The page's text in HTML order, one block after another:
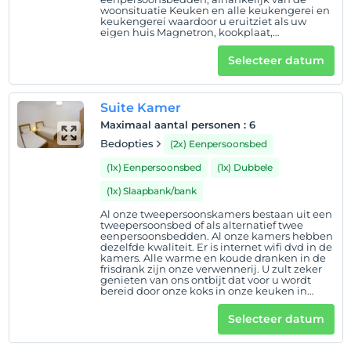
Hotelvoorwaarden
Uitchecken
Voor 11:00
huisdier
Huisdieren niet toegestaan
rookvrije kamers
Baby's jonger dan 2 worden niet in rekening gebracht
1 kind(eren) tot de leeftijd van 6 per kamer
wordt/worden niet in rekening gebracht
woonsituatie Keuken en alle keukengerei en
keukengerei waardoor u eruitziet als uw
eigen huis Magnetron, kookplaat,
broodrooster, theekopjes, borden, alle
apparatuur is beschikbaar . 82 screen LED-TV
in de woonkamer. Internet vanuit alle
kamers, vooral gecontroleerd wifi
beschikbaar. binnen en buiten parkeren,
airconditioning. alle kleine details die u wilt
gebruiken tijdens je verblijf hebben gedacht
geweest van door ons.
Selecteer datum
Suite Kamer
Maximaal aantal personen : 6
Bedopties
(2x) Eenpersoonsbed
(1x) Eenpersoonsbed
(1x) Dubbele
(1x) Slaapbank/bank
Al onze tweepersoonskamers bestaan uit een
tweepersoonsbed of als alternatief twee
eenpersoonsbedden. Al onze kamers hebben
dezelfde kwaliteit. Er is internet wifi dvd in de
kamers. Alle warme en koude dranken in de
frisdrank zijn onze verwennerij. U zult zeker
genieten van ons ontbijt dat voor u wordt
bereid door onze koks in onze keuken in
onze faciliteit. U zult ons niet vergeten met
een warme kamer, vriendelijk personeel en
geschikte accommodatie.Selecteer datum